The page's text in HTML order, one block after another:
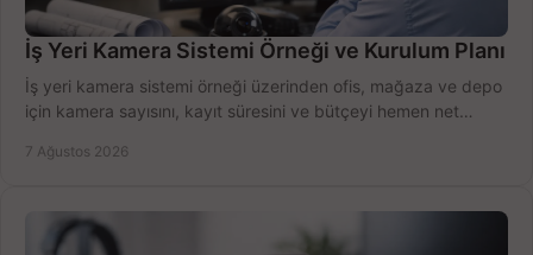
İş Yeri Kamera Sistemi Örneği ve Kurulum Planı
İş yeri kamera sistemi örneği üzerinden ofis, mağaza ve depo
için kamera sayısını, kayıt süresini ve bütçeyi hemen net
7 Ağustos 2026